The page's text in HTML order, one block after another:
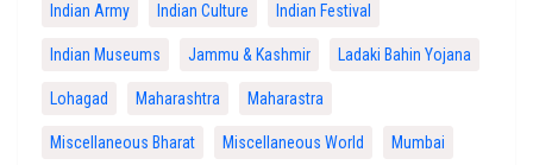
Indian Army Indian Culture Indian Festival
Indian Museums Jammu & Kashmir Ladaki Bahin Yojana
Lohagad Maharashtra Maharastra
Miscellaneous Bharat Miscellaneous World Mumbai